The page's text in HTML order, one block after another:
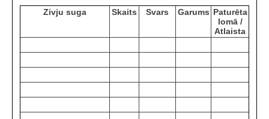
Zivju suga Skaits Svars Garums Paturēta
lomā /
Atlaista